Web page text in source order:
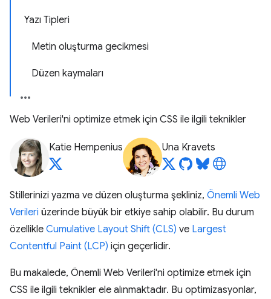
Yazı Tipleri
Metin oluşturma gecikmesi
Düzen kaymaları
Web Verileri'ni optimize etmek için CSS ile ilgili teknikler
Katie Hempenius Una Kravets
Stillerinizi yazma ve düzen oluşturma şekliniz, Önemli Web
Verileri üzerinde büyük bir etkiye sahip olabilir. Bu durum
özellikle Cumulative Layout Shift (CLS) ve Largest
Contentful Paint (LCP) için geçerlidir.
Bu makalede, Önemli Web Verileri'ni optimize etmek için
CSS ile ilgili teknikler ele alınmaktadır. Bu optimizasyonlar,